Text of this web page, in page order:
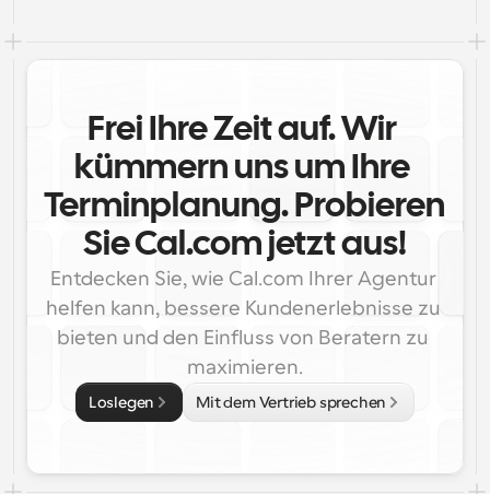
Frei Ihre Zeit auf. Wir
kümmern uns um Ihre
Terminplanung. Probieren
Sie Cal.com jetzt aus!
Entdecken Sie, wie Cal.com Ihrer Agentur
helfen kann, bessere Kundenerlebnisse zu
bieten und den Einfluss von Beratern zu
maximieren.
Loslegen Mit dem Vertrieb sprechen